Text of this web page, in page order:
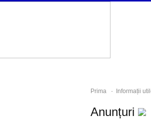
Prima - Informații
Anunțuri